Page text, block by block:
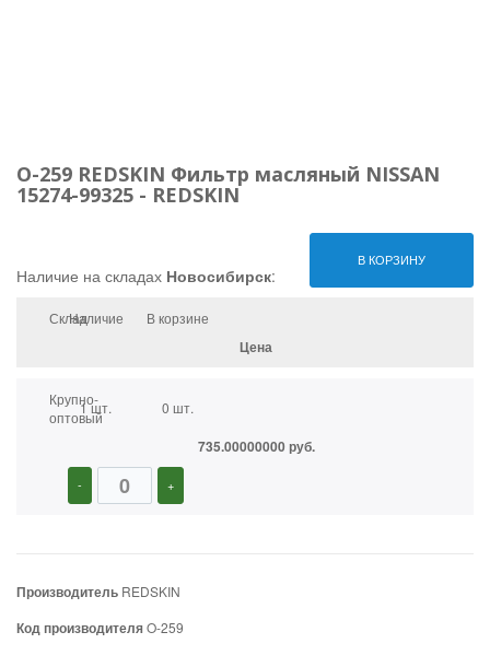
O-259 REDSKIN Фильтр масляный NISSAN
15274-99325 - REDSKIN
В КОРЗИНУ
Наличие на складах Новосибирск:
СкладНаличие В корзине
Цена
Крупно-
оптовый
1 шт. 0 шт.
735.00000000 руб.
- +
Производитель REDSKIN
Код производителяO-259